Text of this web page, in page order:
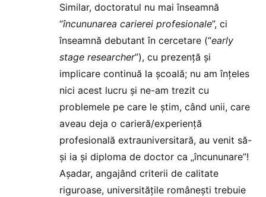
Similar, doctoratul nu mai înseamnă
“încununarea carierei profesionale”, ci
înseamnă debutant în cercetare (“early
stage researcher”), cu prezență și
implicare continuă la școală; nu am înțeles
nici acest lucru și ne-am trezit cu
problemele pe care le știm, când unii, care
aveau deja o carieră/experiență
profesională extrauniversitară, au venit să-
și ia și diploma de doctor ca „încununare”!
Așadar, angajând criterii de calitate
riguroase, universitățile românești trebuie